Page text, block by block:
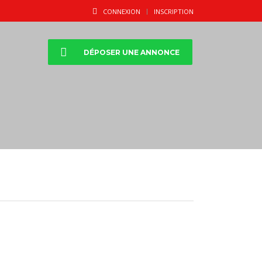
CONNEXION INSCRIPTION
DÉPOSER UNE ANNONCE